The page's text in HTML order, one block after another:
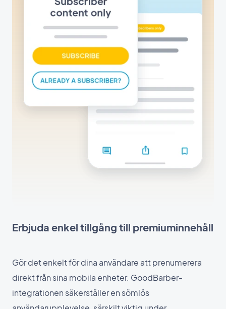
Erbjuda enkel tillgång till premiuminnehåll
Gör det enkelt för dina användare att prenumerera
direkt från sina mobila enheter. GoodBarber-
integrationen säkerställer en sömlös